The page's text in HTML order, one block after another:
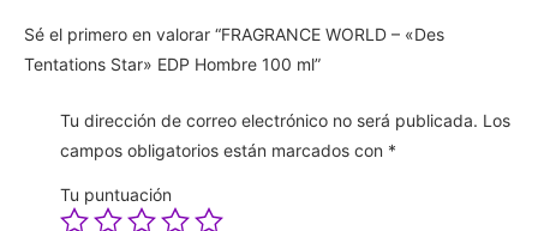
Sé el primero en valorar “FRAGRANCE WORLD – «Des
Tentations Star» EDP Hombre 100 ml”
Tu dirección de correo electrónico no será publicada. Los
campos obligatorios están marcados con *
Tu puntuación